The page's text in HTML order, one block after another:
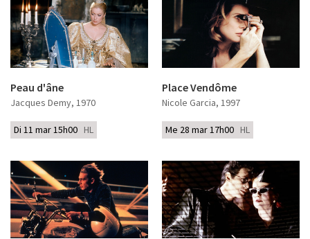
Peau d'âne
Jacques Demy, 1970
Di 11 mar 15h00 HL
Place Vendôme
Nicole Garcia, 1997
Me 28 mar 17h00 HL